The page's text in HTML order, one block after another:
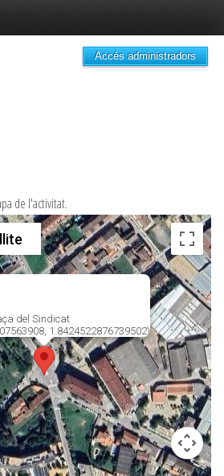
Accés administradors
de l'activitat.
del Sindicat
1.8424522876739502)